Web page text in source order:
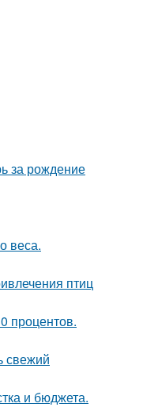
за рождение
веса.
птиц
процентов.
свежий
и бюджета.